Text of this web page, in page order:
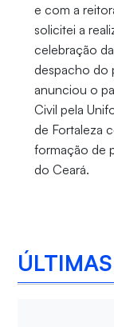
e com a
solicitei a
celebração
despacho do
anunciou o
Civil pela
de Fortaleza
formação de
do Ceará.